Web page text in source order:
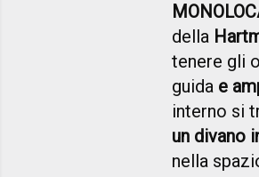
della
tenere gli
guida e
interno si
un divano
nella